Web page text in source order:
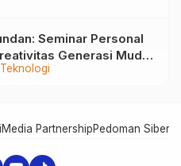
Teknologi
Seminar Personal
Generasi Muda
Media PartnershipPedoman Siber